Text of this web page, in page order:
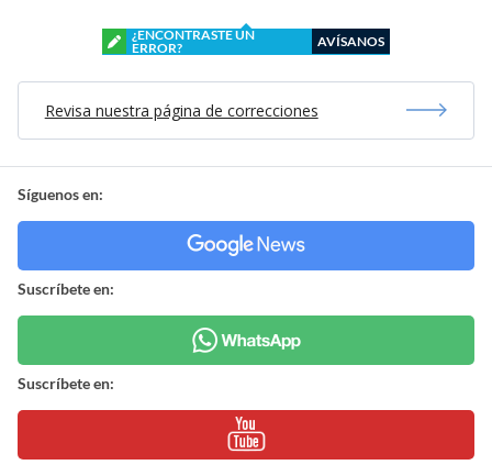
¿ENCONTRASTE UN
ERROR?
AVÍSANOS
Revisa nuestra página de correcciones
Síguenos en:
Suscríbete en:
Suscríbete en: